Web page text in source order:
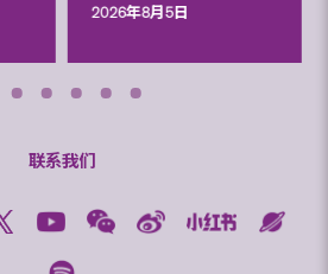
2026年8月5日
联系我们